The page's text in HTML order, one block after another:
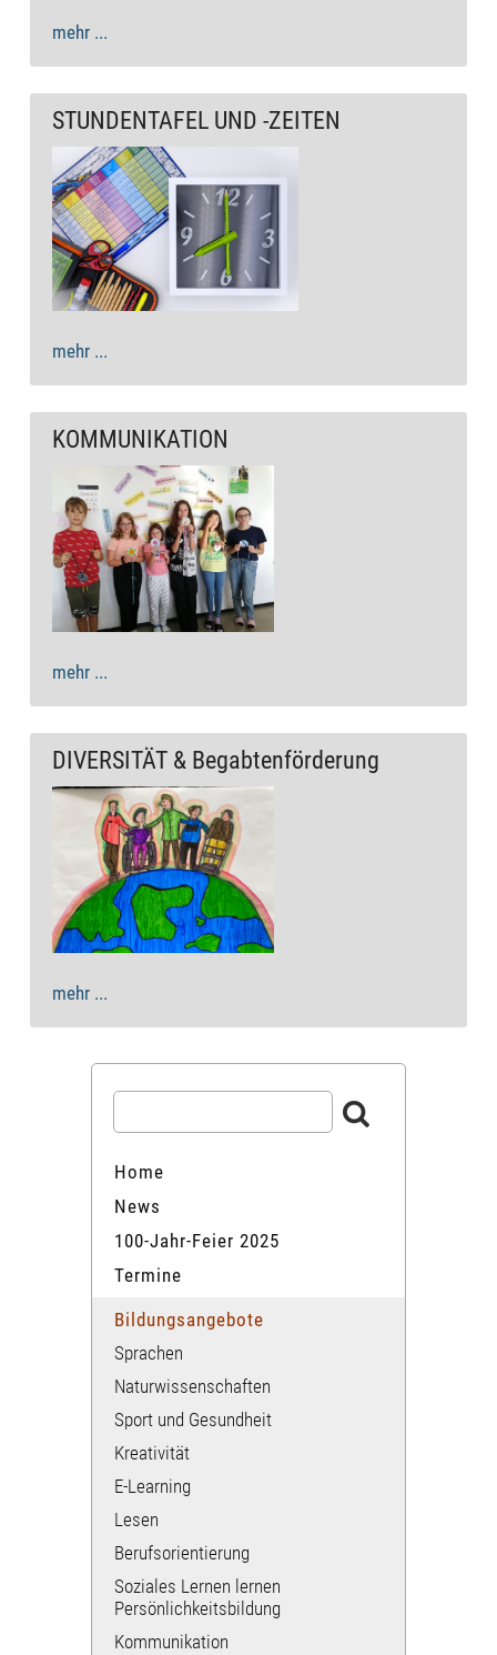
mehr ...
STUNDENTAFEL UND -ZEITEN
mehr ...
KOMMUNIKATION
mehr ...
DIVERSITÄT & Begabtenförderung
mehr ...
Home
News
100-Jahr-Feier 2025
Termine
Bildungsangebote
Sprachen
Naturwissenschaften
Sport und​ Gesundheit
Kreativität
E-Learning
Lesen
Berufsorientierung
Soziales Lernen lernen​
Persönlichkeitsbildung
Kommunikation​